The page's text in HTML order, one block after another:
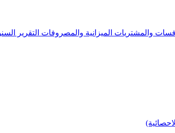
والمشتريات الميزانية والمصروفات التقرير